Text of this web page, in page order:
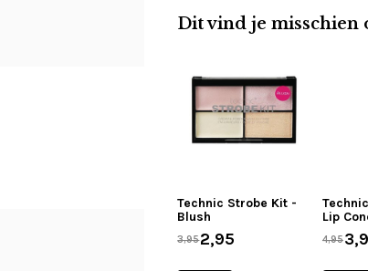
Dit vind je misschien
Technic Strobe Kit -
Blush
3,952,95
Lip
4,95